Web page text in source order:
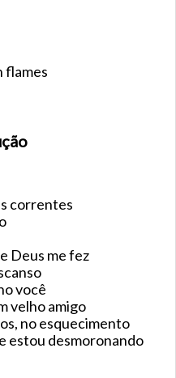
flames
correntes
Deus me fez
você
velho amigo
no esquecimento
estou desmoronando